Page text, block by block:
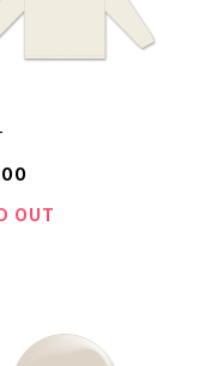
OUT